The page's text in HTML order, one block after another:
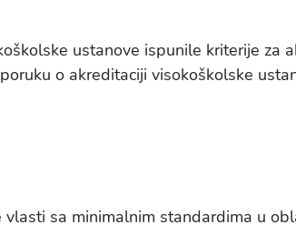
ustanove ispunile kriterije za
o akreditaciji visokoškolske
sa minimalnim standardima u